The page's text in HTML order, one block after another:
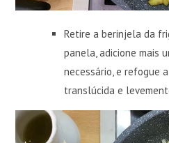
Retire a berinjela da
panela, adicione mais
necessário, e refogue
translúcida e